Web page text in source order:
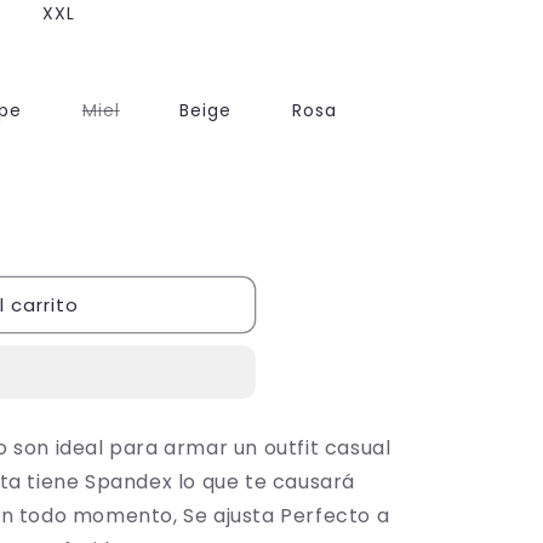
XXL
MielVarianteBeige Rosa
carrito
son ideal para armar un outfit casual
tiene Spandex lo que te causará
todo momento, Se ajusta Perfecto a